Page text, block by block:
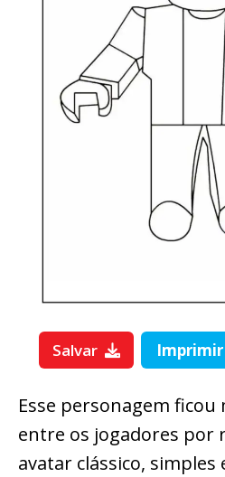
Salvar Imprimir
Esse personagem
entre os jogadores por
avatar clássico, simples